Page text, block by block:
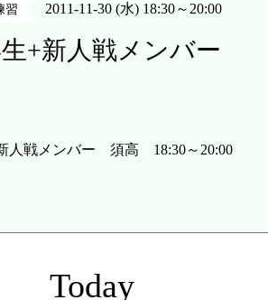
習 2011-11-30 (水) 18:30～20:00
+新人戦メンバー
人戦メンバー 須高 18:30～20:00
Today